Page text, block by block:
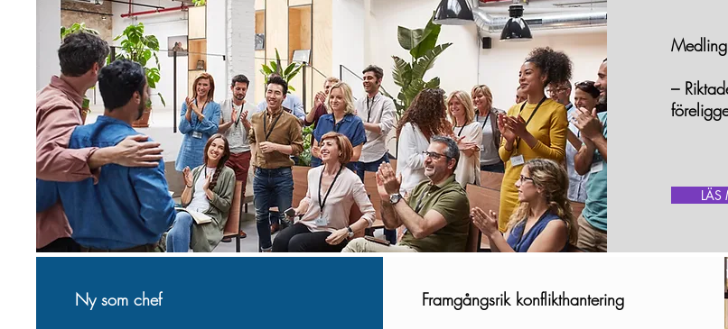
–
LÄS
Ny som chef Framgångsrik konflikthantering